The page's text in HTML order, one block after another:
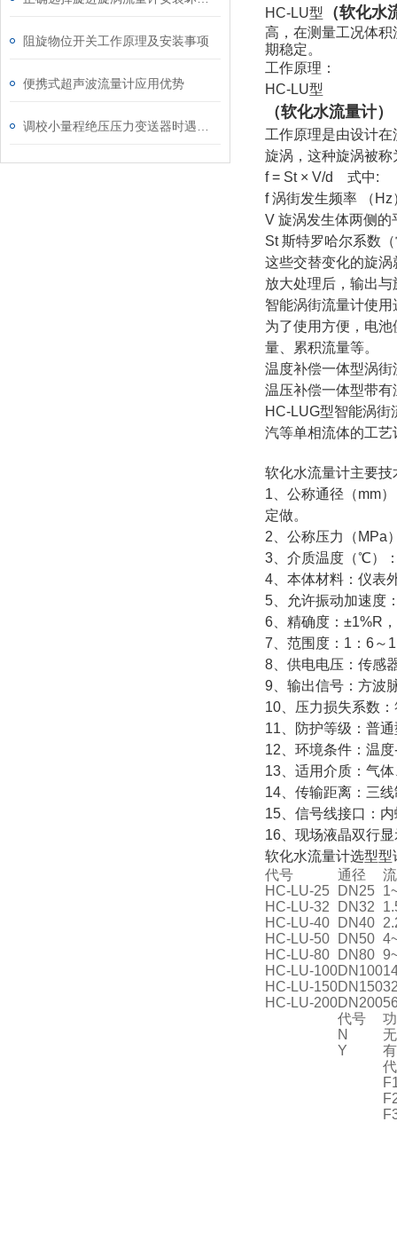
阻旋物位开关工作原理及安装事项
便携式超声波流量计应用优势
HC-LU型
（软化水
高，在测量工况体
期稳定。
工作原理：
HC-LU型
（软化水流量计）
工作原理是由设计
旋涡，这种旋涡被
f = St × V/d 式中:
f 涡街发生频率 （Hz
V 旋涡发生体两侧的
St 斯特罗哈尔系数
这些交替变化的旋
放大处理后，输出
智能涡街流量计使
为了使用方便，电
量、累积流量等。
温度补偿一体型涡
温压补偿一体型带
HC-LUG型智能涡
汽等单相流体的工
软化水流量计主要
1、公称通径（mm
定做。
2、公称压力（MPa
3、介质温度（℃）
4、本体材料：仪表
5、允许振动加速度
6、精确度：±1%R
7、范围度：1：6～
8、供电电压：传感
9、输出信号：方波
10、压力损失系数
11、防护等级：普
12、环境条件：温
13、适用介质：气
14、传输距离：三
15、信号线接口：
16、现场液晶双行
软化水流量计选型型
代号
通径
HC-LU-25
DN25
HC-LU-32
DN32
HC-LU-40
DN40
HC-LU-50
DN50
HC-LU-80
DN80
HC-LU-100DN100
HC-LU-150DN150
HC-LU-200DN200
代号
N
Y